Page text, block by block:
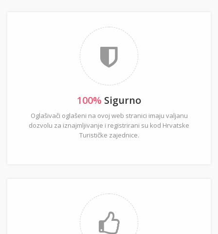
100% Sigurno
Oglašivači oglašeni na ovoj web stranici imaju valjanu
dozvolu za iznajmljivanje i registrirani su kod Hrvatske
Turističke zajednice.